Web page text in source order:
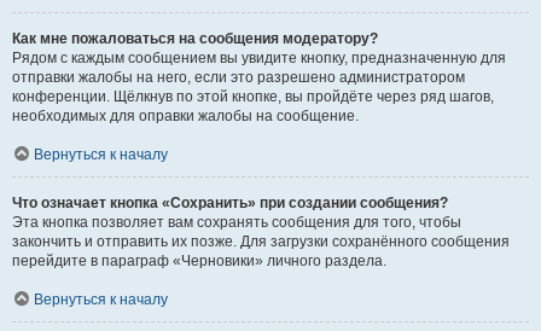
Как мне пожаловаться на сообщения модератору?
Рядом с каждым сообщением вы увидите кнопку, предназначенную для
отправки жалобы на него, если это разрешено администратором
конференции. Щёлкнув по этой кнопке, вы пройдёте через ряд шагов,
необходимых для оправки жалобы на сообщение.
Вернуться к началу
Что означает кнопка «Сохранить» при создании сообщения?
Эта кнопка позволяет вам сохранять сообщения для того, чтобы
закончить и отправить их позже. Для загрузки сохранённого сообщения
перейдите в параграф «Черновики» личного раздела.
Вернуться к началу